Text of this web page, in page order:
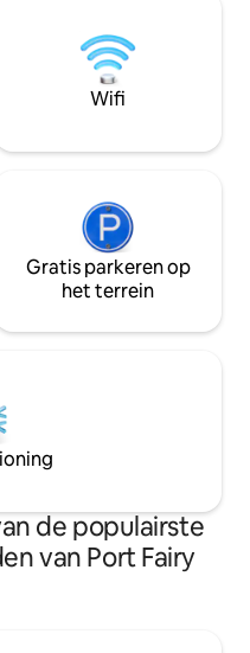
hun
met elk een eigen
verwelkomen op
dag terwijl je
het zuidelijke
Wifi
Gratis parkeren op
het terrein
de populairste
van Port Fairy